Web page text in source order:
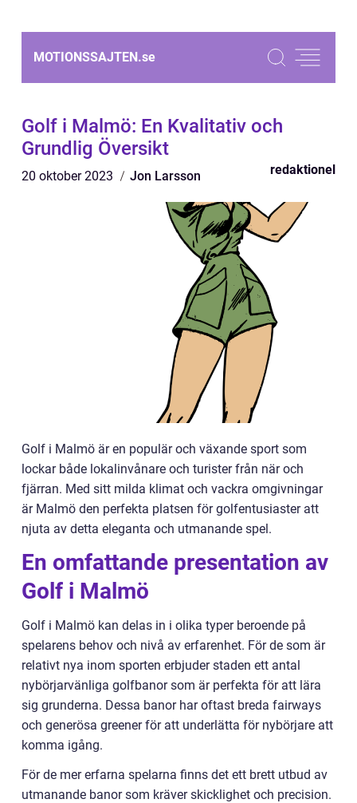
MOTIONSSAJTEN.se
Golf i Malmö: En Kvalitativ och
Grundlig Översikt
20 oktober 2023 Jon Larsson redaktionel
Golf i Malmö är en populär och växande sport som
lockar både lokalinvånare och turister från när och
fjärran. Med sitt milda klimat och vackra omgivningar
är Malmö den perfekta platsen för golfentusiaster att
njuta av detta eleganta och utmanande spel.
En omfattande presentation av
Golf i Malmö
Golf i Malmö kan delas in i olika typer beroende på
spelarens behov och nivå av erfarenhet. För de som är
relativt nya inom sporten erbjuder staden ett antal
nybörjarvänliga golfbanor som är perfekta för att lära
sig grunderna. Dessa banor har oftast breda fairways
och generösa greener för att underlätta för nybörjare att
komma igång.
För de mer erfarna spelarna finns det ett brett utbud av
utmanande banor som kräver skicklighet och precision.